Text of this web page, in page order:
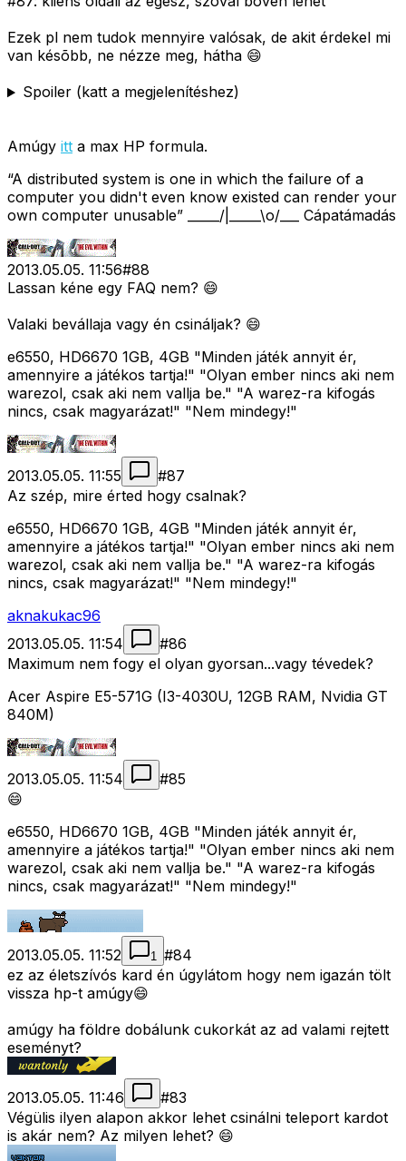
Ezek pl nem tudok mennyire valósak, de akit érdekel mi
van késõbb, ne nézze meg, hátha 😄
Spoiler (katt a megjelenítéshez)
Amúgy itt a max HP formula.
“A distributed system is one in which the failure of a
computer you didn't even know existed can render your
own computer unusable” _____/|_____\o/___ Cápatámadás
2013.05.05. 11:56#88
Lassan kéne egy FAQ nem? 😄
Valaki bevállaja vagy én csináljak? 😄
e6550, HD6670 1GB, 4GB "Minden játék annyit ér,
amennyire a játékos tartja!" "Olyan ember nincs aki nem
warezol, csak aki nem vallja be." "A warez-ra kifogás
nincs, csak magyarázat!" "Nem mindegy!"
2013.05.05. 11:55 #87
Az szép, mire érted hogy csalnak?
e6550, HD6670 1GB, 4GB "Minden játék annyit ér,
amennyire a játékos tartja!" "Olyan ember nincs aki nem
warezol, csak aki nem vallja be." "A warez-ra kifogás
nincs, csak magyarázat!" "Nem mindegy!"
aknakukac96
2013.05.05. 11:54
#86
Maximum nem fogy el olyan gyorsan...vagy tévedek?
Acer Aspire E5-571G (I3-4030U, 12GB RAM, Nvidia GT
840M)
2013.05.05. 11:54 #85
😄
e6550, HD6670 1GB, 4GB "Minden játék annyit ér,
amennyire a játékos tartja!" "Olyan ember nincs aki nem
warezol, csak aki nem vallja be." "A warez-ra kifogás
nincs, csak magyarázat!" "Nem mindegy!"
2013.05.05. 11:52 1 #84
ez az életszívós kard én úgylátom hogy nem igazán tölt
vissza hp-t amúgy😄
amúgy ha földre dobálunk cukorkát az ad valami rejtett
eseményt?
2013.05.05. 11:46 #83
Végülis ilyen alapon akkor lehet csinálni teleport kardot
is akár nem? Az milyen lehet? 😄